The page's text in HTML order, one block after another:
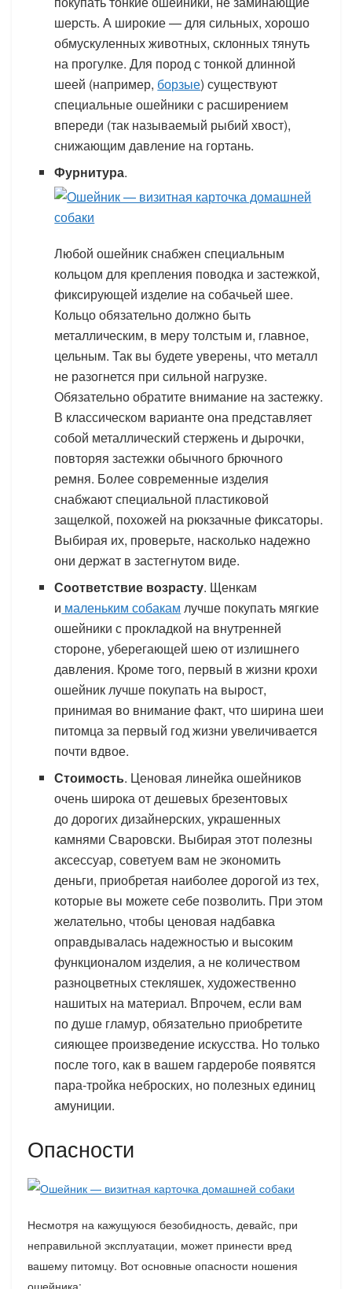
шерсть. А широкие — для сильных, хорошо
обмускуленных животных, склонных тянуть
на прогулке. Для пород с тонкой длинной
шеей (например, борзые) существуют
специальные ошейники с расширением
впереди (так называемый рыбий хвост),
снижающим давление на гортань.
Фурнитура.
Любой ошейник снабжен специальным
кольцом для крепления поводка и застежкой,
фиксирующей изделие на собачьей шее.
Кольцо обязательно должно быть
металлическим, в меру толстым и, главное,
цельным. Так вы будете уверены, что металл
не разогнется при сильной нагрузке.
Обязательно обратите внимание на застежку.
В классическом варианте она представляет
собой металлический стержень и дырочки,
повторяя застежки обычного брючного
ремня. Более современные изделия
снабжают специальной пластиковой
защелкой, похожей на рюкзачные фиксаторы.
Выбирая их, проверьте, насколько надежно
они держат в застегнутом виде.
Соответствие возрасту. Щенкам
и маленьким собакам лучше покупать мягкие
ошейники с прокладкой на внутренней
стороне, уберегающей шею от излишнего
давления. Кроме того, первый в жизни крохи
ошейник лучше покупать на вырост,
принимая во внимание факт, что ширина шеи
питомца за первый год жизни увеличивается
почти вдвое.
Стоимость. Ценовая линейка ошейников
очень широка от дешевых брезентовых
до дорогих дизайнерских, украшенных
камнями Сваровски. Выбирая этот полезны
аксессуар, советуем вам не экономить
деньги, приобретая наиболее дорогой из тех,
которые вы можете себе позволить. При этом
желательно, чтобы ценовая надбавка
оправдывалась надежностью и высоким
функционалом изделия, а не количеством
разноцветных стекляшек, художественно
нашитых на материал. Впрочем, если вам
по душе гламур, обязательно приобретите
сияющее произведение искусства. Но только
после того, как в вашем гардеробе появятся
пара-тройка неброских, но полезных единиц
амуниции.
Опасности
Несмотря на кажущуюся безобидность, девайс, при
неправильной эксплуатации, может принести вред
вашему питомцу. Вот основные опасности ношения
ошейника: